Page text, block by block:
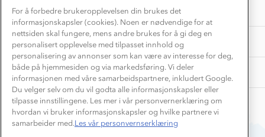
OM OSS
TIPS OG RÅD
Turmat oppskrifter
Beredskap
AKTIVITETER
Leirskole 🥾
Barnehageansatt
Tips til hyttetur
For å forbedre brukeropplevelsen din brukes det
informasjonskapsler (cookies). Noen er nødvendige for at
nettsiden skal fungere, mens andre brukes for å gi deg en
personalisert opplevelse med tilpasset innhold og
personalisering av annonser som kan være av interesse for deg,
både på hjemmesiden og via markedsføring. Vi deler
informasjonen med våre samarbeidspartnere, inkludert Google.
Du velger selv om du vil godta alle informasjonskapsler eller
tilpasse innstillingene. Les mer i vår personvernerklæring om
hvordan vi bruker informasjonskapsler og hvilke partnere vi
samarbeider med.Les vår personvernserklæring